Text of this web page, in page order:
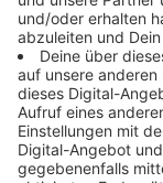
Friedensplatz.
Anzeige
Diese